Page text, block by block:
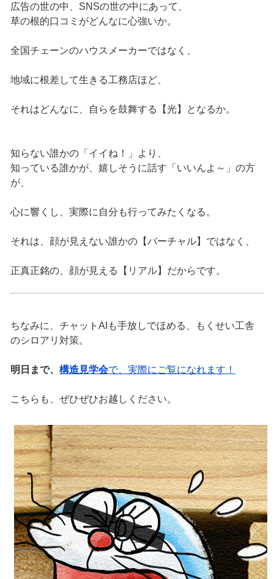
広告の世の中、SNSの世の中にあって、
草の根的口コミがどんなに心強いか。
全国チェーンのハウスメーカーではなく、
地域に根差して生きる工務店ほど、
それはどんなに、自らを鼓舞する【光】となるか。
知らない誰かの「イイね！」より、
知っている誰かが、嬉しそうに話す「いいんよ～」の方
が、
心に響くし、実際に自分も行ってみたくなる。
それは、顔が見えない誰かの【バーチャル】ではなく、
正真正銘の、顔が見える【リアル】だからです。
ちなみに、チャットAIも手放しでほめる、もくせい工舎
のシロアリ対策。
明日まで、 構造見学会で、実際にご覧になれます！
こちらも、ぜひぜひお越しください。